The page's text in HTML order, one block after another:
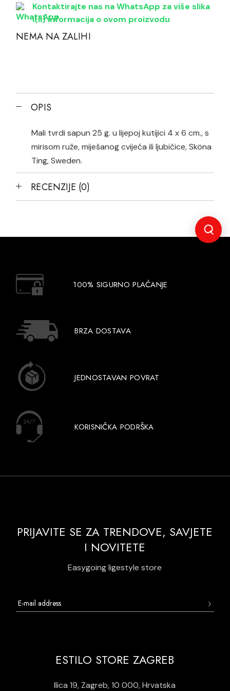
Kontaktirajte nas na WhatsApp za više slika
i(li) informacija o ovom proizvodu
NEMA NA ZALIHI
OPIS
Mali tvrdi sapun 25 g. u lijepoj kutijici 4 x 6 cm., s
mirisom ruže, miješanog cvijeća ili ljubičice, Sköna
Ting, Sweden.
RECENZIJE (0)
100% SIGURNO PLAĆANJE
BRZA DOSTAVA
JEDNOSTAVAN POVRAT
KORISNIČKA PODRŠKA
PRIJAVITE SE ZA TRENDOVE, SAVJETE
I NOVITETE
Easygoing ligestyle store
ESTILO STORE ZAGREB
Ilica 19, Zagreb, 10 000, Hrvatska